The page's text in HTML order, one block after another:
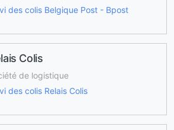
des colis Belgique Post - Bpost
Colis
de logistique
des colis Relais Colis